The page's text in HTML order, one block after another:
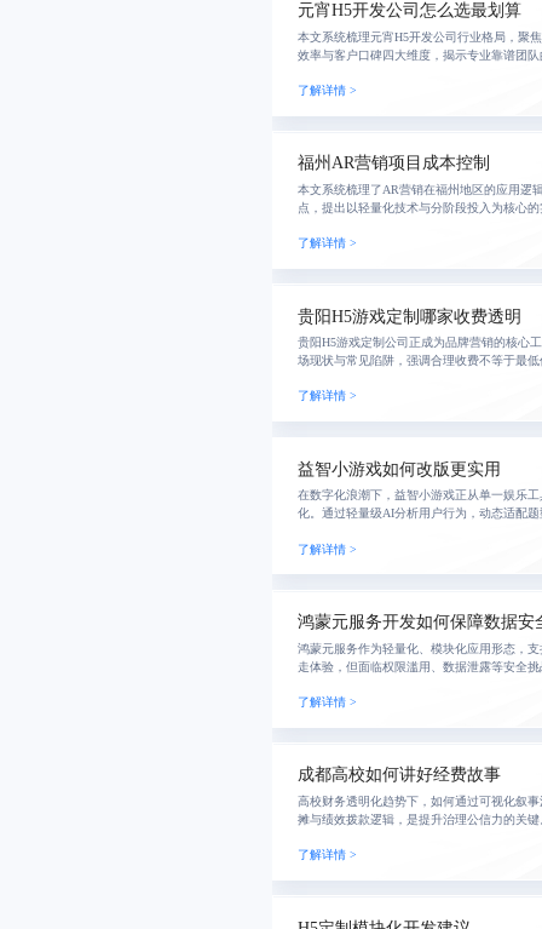
元宵H5开发公司怎么选最划算
本文系统梳理元宵H5开发公司行业格局，聚
效率与客户口碑四大维度，揭示专业靠谱团
具备节
了解详情 >
福州AR营销项目成本控制
本文系统梳理了AR营销在福州地区的应用逻
点，提出以轻量化技术与分阶段投入为核心
了解详情 >
贵阳H5游戏定制哪家收费透明
贵阳H5游戏定制公司正成为品牌营销的核心
场现状与常见陷阱，强调合理收费不等于最
正规服
了解详情 >
益智小游戏如何改版更实用
在数字化浪潮下，益智小游戏正从单一娱乐
化。通过轻量级AI分析用户行为，动态适配
童、中老
了解详情 >
鸿蒙元服务开发如何保障数据安
鸿蒙元服务作为轻量化、模块化应用形态，
走体验，但面临权限滥用、数据泄露等安全
优化策略
了解详情 >
成都高校如何讲好经费故事
高校财务透明化趋势下，如何通过可视化叙
摊与绩效拨款逻辑，是提升治理公信力的关
轻逻
了解详情 >